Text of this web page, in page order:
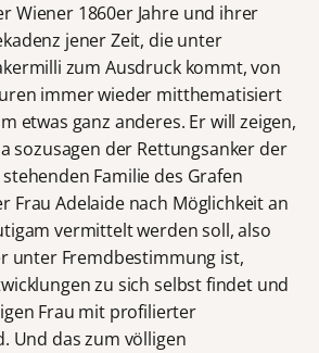
Wiener 1860er Jahre und ihrer
jener Zeit, die unter
zum Ausdruck kommt, von
immer wieder mitthematisiert
etwas ganz anderes. Er will zeigen,
sozusagen der Rettungsanker der
Familie des Grafen
Frau Adelaide nach Möglichkeit an
vermittelt werden soll, also
unter Fremdbestimmung ist,
zu sich selbst findet und
Frau mit profilierter
Und das zum völligen